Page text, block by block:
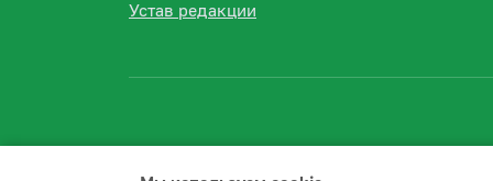
Устав редакции